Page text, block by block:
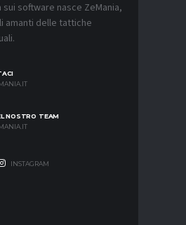
software nasce ZeMania,
amanti delle tattiche
NOSTRO TEAM
INSTAGRAM